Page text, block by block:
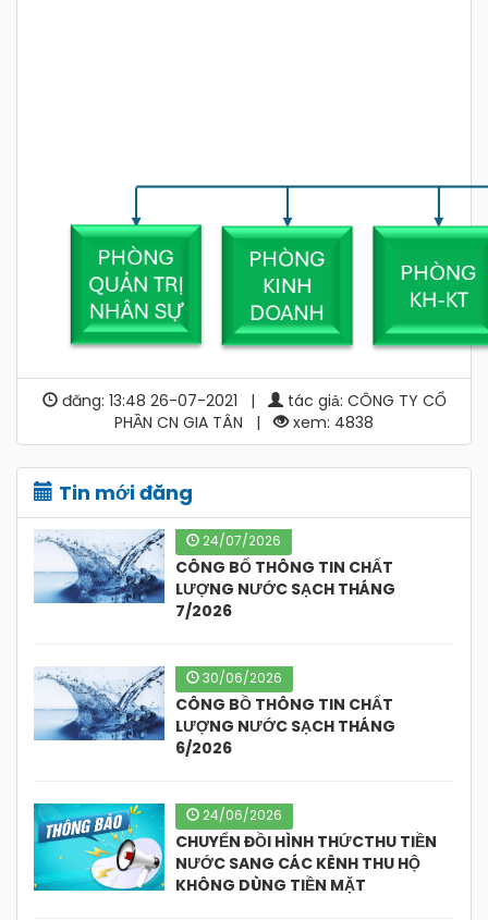
đăng: 13:48 26-07-2021 |
tác giả: CÔNG TY CỔ
PHẦN CN GIA TÂN |
xem: 4838
Tin mới đăng
24/07/2026
CÔNG BỐ THÔNG TIN CHẤT
LƯỢNG NƯỚC SẠCH THÁNG
7/2026
30/06/2026
CÔNG BỒ THÔNG TIN CHẤT
LƯỢNG NƯỚC SẠCH THÁNG
6/2026
24/06/2026
CHUYỂN ĐỒI HÌNH THỨCTHU TIỀN
NƯỚC SANG CÁC KÊNH THU HỘ
KHÔNG DÙNG TIỀN MẶT